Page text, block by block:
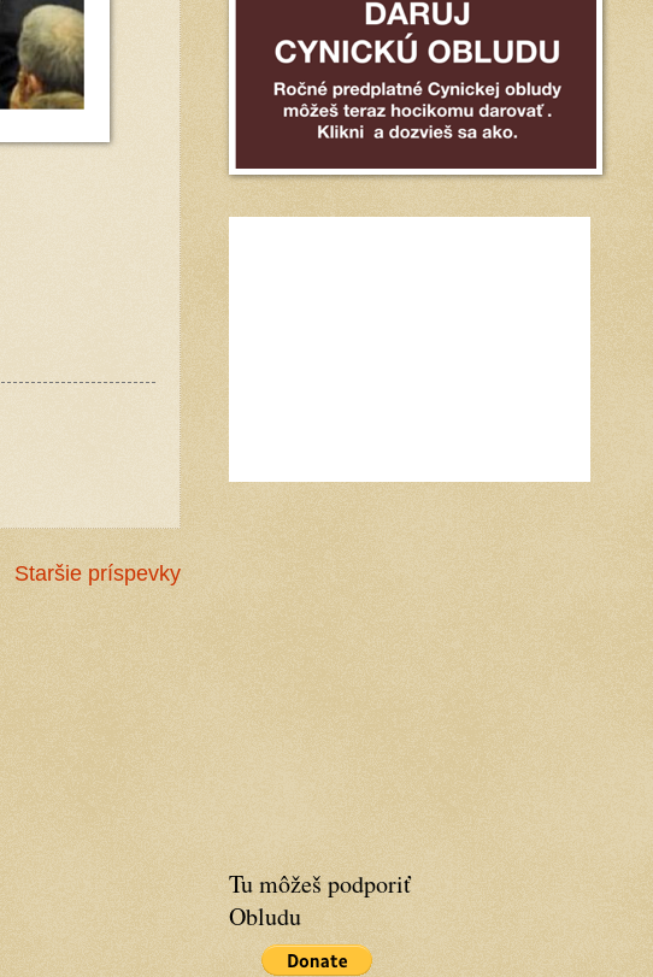
Staršie príspevky
Tu môžeš podporiť
Obludu